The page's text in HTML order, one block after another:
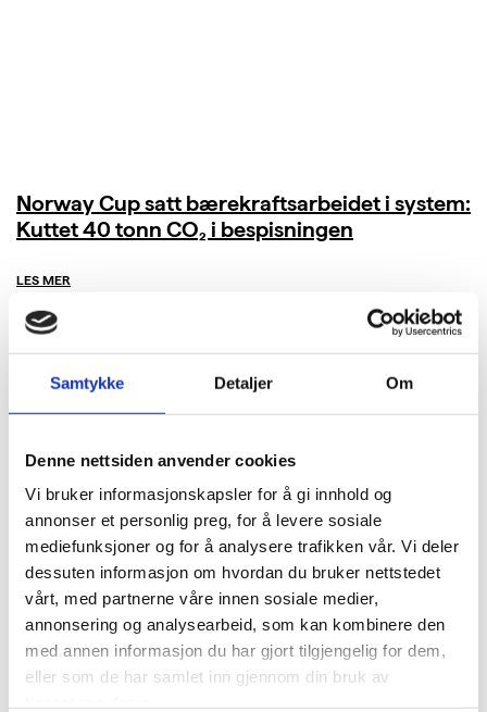
Samtykke Detaljer Om
Denne nettsiden anvender cookies
Vi bruker informasjonskapsler for å gi innhold og
annonser et personlig preg, for å levere sosiale
mediefunksjoner og for å analysere trafikken vår. Vi deler
dessuten informasjon om hvordan du bruker nettstedet
vårt, med partnerne våre innen sosiale medier,
annonsering og analysearbeid, som kan kombinere den
med annen informasjon du har gjort tilgjengelig for dem,
eller som de har samlet inn gjennom din bruk av
Norway Cup satt bærekraftsarbeidet i system:
Kuttet 40 tonn CO₂ i bespisningen
LES MER